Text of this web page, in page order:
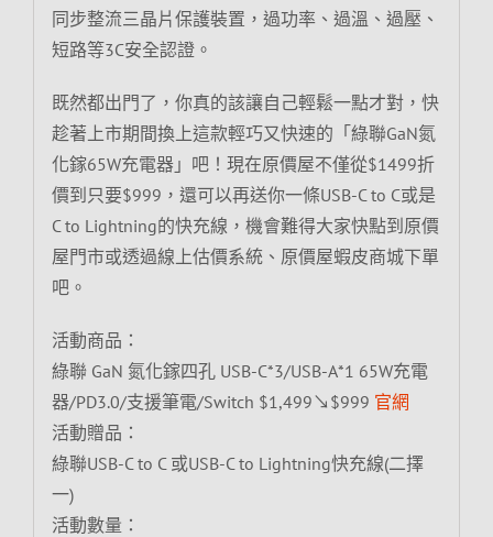
同步整流三晶片保護裝置，過功率、過溫、過壓、
短路等3C安全認證。
既然都出門了，你真的該讓自己輕鬆一點才對，快
趁著上市期間換上這款輕巧又快速的「綠聯GaN氮
化鎵65W充電器」吧！現在原價屋不僅從$1499折
價到只要$999，還可以再送你一條USB-C to C或是
C to Lightning的快充線，機會難得大家快點到原價
屋門市或透過線上估價系統、原價屋蝦皮商城下單
吧。
活動商品：
綠聯 GaN 氮化鎵四孔 USB-C*3/USB-A*1 65W充電
器/PD3.0/支援筆電/Switch $1,499↘$999 官網
活動贈品：
綠聯USB-C to C 或USB-C to Lightning快充線(二擇
一)
活動數量：